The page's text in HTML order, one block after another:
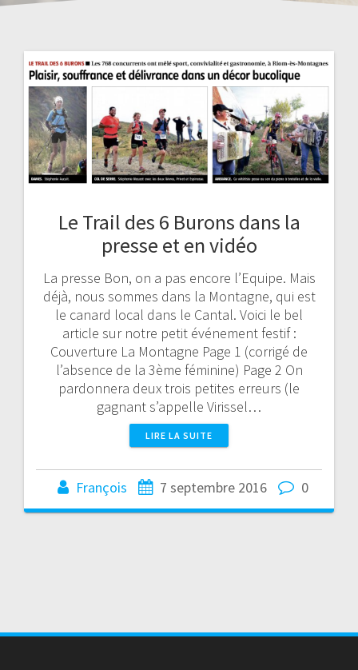
Le Trail des 6 Burons dans la
presse et en vidéo
La presse Bon, on a pas encore l’Equipe. Mais
déjà, nous sommes dans la Montagne, qui est
le canard local dans le Cantal. Voici le bel
article sur notre petit événement festif :
Couverture La Montagne Page 1 (corrigé de
l’absence de la 3ème féminine) Page 2 On
pardonnera deux trois petites erreurs (le
gagnant s’appelle Virissel…
LIRE LA SUITE
François 7 septembre 2016 0